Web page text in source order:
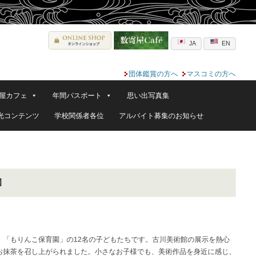
JA EN
団体鑑賞の方へ マスコミの方へ
カフェ 年間パスポート 思い出写真集
コンテンツ 学校関係者各位 アルバイト募集のお知らせ
もりんこ保育園」の12名の子どもたちです。古川美術館の展示を熱心
茶を召し上がられました。小さなお子様でも、美術作品を身近に感じ、